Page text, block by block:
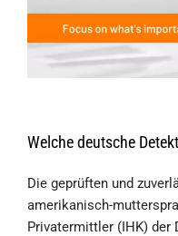
Welche deutsche
Die geprüften und
amerikanisch-
Privatermittler (IHK) der